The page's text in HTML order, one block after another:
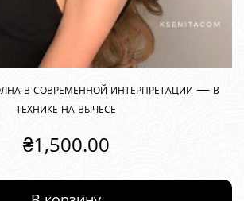
в современной интерпретации — в
технике на вычесе
₴1,500.00